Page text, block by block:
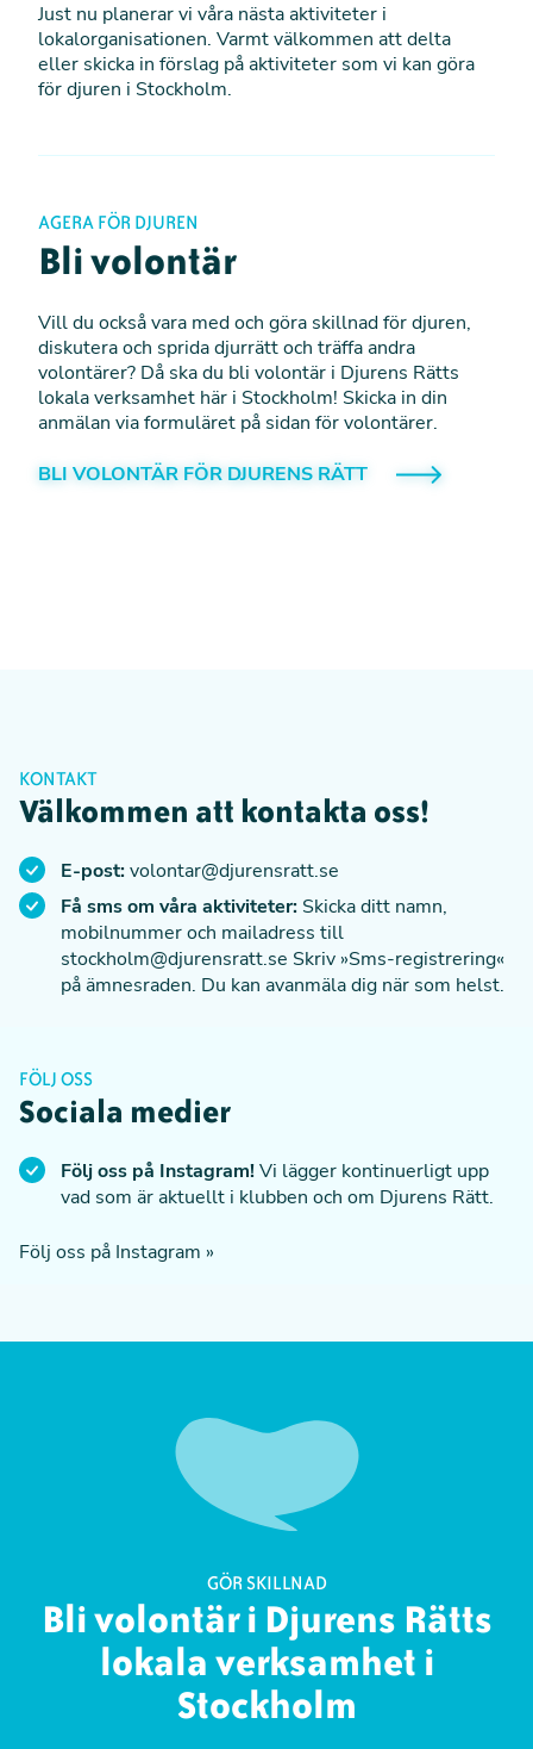
Just nu planerar vi våra nästa aktiviteter i
lokalorganisationen. Varmt välkommen att delta
eller skicka in förslag på aktiviteter som vi kan göra
för djuren i Stockholm.
AGERA FÖR DJUREN
Bli volontär
Vill du också vara med och göra skillnad för djuren,
diskutera och sprida djurrätt och träffa andra
volontärer? Då ska du bli volontär i Djurens Rätts
lokala verksamhet här i Stockholm! Skicka in din
anmälan via formuläret på sidan för volontärer.
BLI VOLONTÄR FÖR DJURENS RÄTT
KONTAKT
Välkommen att kontakta oss!
E-post:volontar@djurensratt.se
Få sms om våra aktiviteter: Skicka ditt namn,
mobilnummer och mailadress till
stockholm@djurensratt.se Skriv »Sms-registrering«
på ämnesraden. Du kan avanmäla dig när som helst.
FÖLJ OSS
Sociala medier
Följ oss på Instagram!Vi lägger kontinuerligt upp
vad som är aktuellt i klubben och om Djurens Rätt.
Följ oss på Instagram »
GÖR SKILLNAD
Bli volontär i Djurens Rätts
lokala verksamhet i
Stockholm